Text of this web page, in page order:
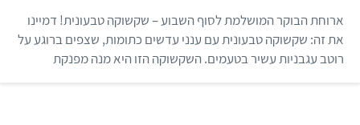
ת
ו
ך
5
ארוחת הבוקר המושלמת לסוף השבוע – שקשוקה טבעונית! דמיינו
את זה: שקשוקה טבעונית עם ענני עדשים כתומות, שצפים ברוגע על
רוטב עגבניות עשיר בטעמים. השקשוקה הזו היא מנה מפנקת